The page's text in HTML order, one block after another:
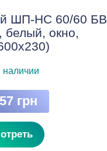
ШП-НС 60/60 БВ
белый, окно,
наличии
грн